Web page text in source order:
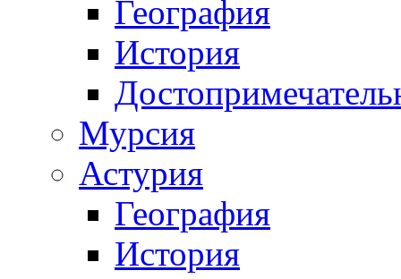
География
История
Мурсия
Астурия
География
История